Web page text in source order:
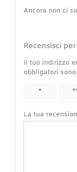
Ancora non ci
Recensisci
Il tuo indirizzo
obbligatori
1 stella 2
La tua